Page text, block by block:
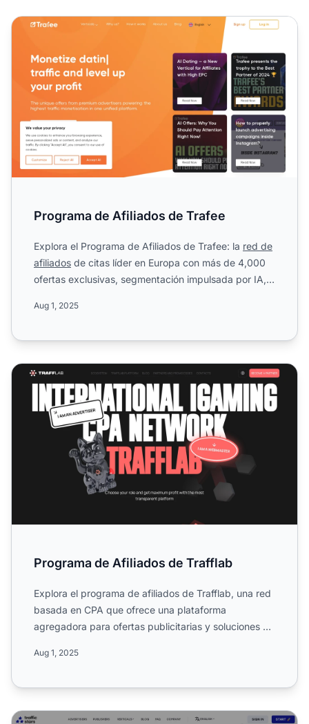
Programa de Afiliados de Trafee
Programa de Afiliados de Trafee
Explora el Programa de Afiliados de Trafee: la red de
afiliados de citas líder en Europa con más de 4,000
ofertas exclusivas, segmentación impulsada por IA,
Aug 1, 2025
Programa de Afiliados de Trafflab
Programa de Afiliados de Trafflab
Explora el programa de afiliados de Trafflab, una red
basada en CPA que ofrece una plataforma
agregadora para ofertas publicitarias y soluciones de
Aug 1, 2025
Programa de Afiliados de TrafficStars